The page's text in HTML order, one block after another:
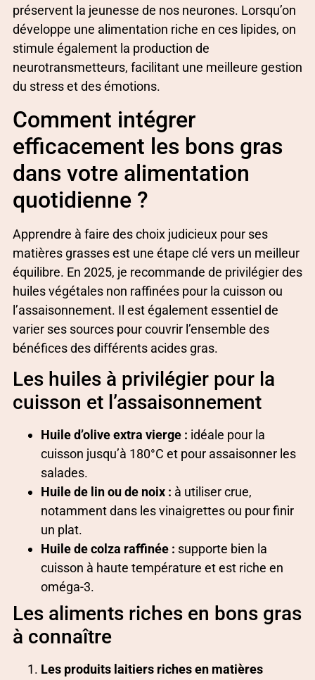
préservent la jeunesse de nos neurones. Lorsqu’on
développe une alimentation riche en ces lipides, on
stimule également la production de
neurotransmetteurs, facilitant une meilleure gestion
du stress et des émotions.
Comment intégrer
efficacement les bons gras
dans votre alimentation
quotidienne ?
Apprendre à faire des choix judicieux pour ses
matières grasses est une étape clé vers un meilleur
équilibre. En 2025, je recommande de privilégier des
huiles végétales non raffinées pour la cuisson ou
l’assaisonnement. Il est également essentiel de
varier ses sources pour couvrir l’ensemble des
bénéfices des différents acides gras.
Les huiles à privilégier pour la
cuisson et l’assaisonnement
Huile d’olive extra vierge : idéale pour la
cuisson jusqu’à 180°C et pour assaisonner les
salades.
Huile de lin ou de noix : à utiliser crue,
notamment dans les vinaigrettes ou pour finir
un plat.
Huile de colza raffinée : supporte bien la
cuisson à haute température et est riche en
oméga-3.
Les aliments riches en bons gras
à connaître
Les produits laitiers riches en matières